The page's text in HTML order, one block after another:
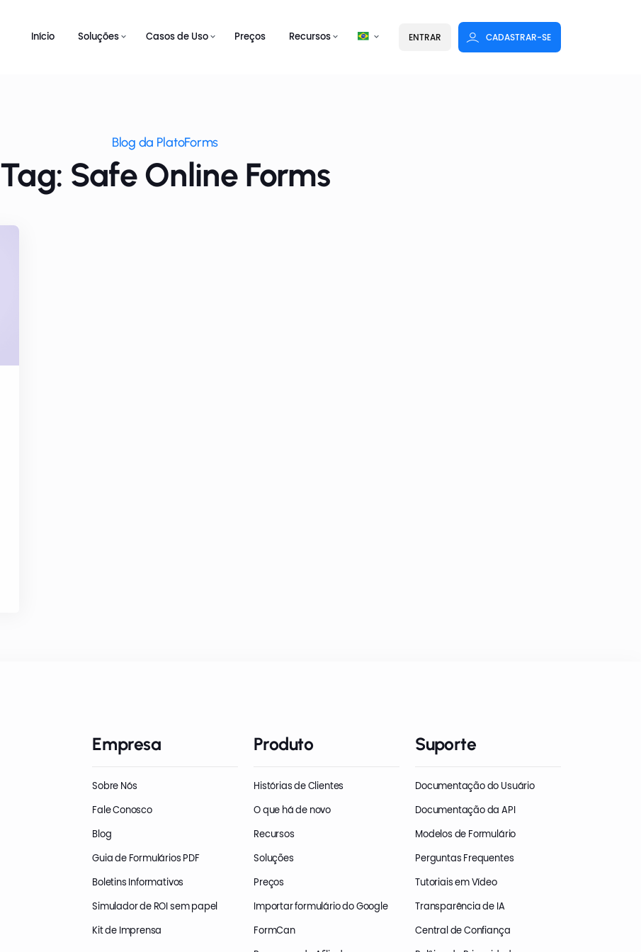
Início Soluções Casos de Uso Preços Recursos ENTRAR CADASTRAR-SE
Blog da PlatoForms
Tag: Safe Online Forms
Empresa
Sobre Nós
Fale Conosco
Blog
Guia de Formulários PDF
Boletins Informativos
Simulador de ROI sem papel
Kit de Imprensa
Produto
Histórias de Clientes
O que há de novo
Recursos
Soluções
Preços
Importar formulário do Google
FormCan
Suporte
Documentação do Usuário
Documentação da API
Modelos de Formulário
Perguntas Frequentes
Tutoriais em Vídeo
Transparência de IA
Central de Confiança